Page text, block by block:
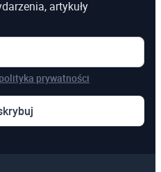
artykuły
polityka prywatności